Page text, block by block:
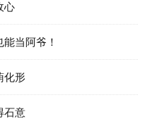
心
当阿爷！
化形
石意